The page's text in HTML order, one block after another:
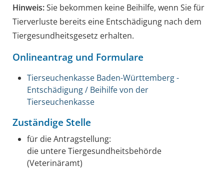
Hinweis:Sie bekommen keine Beihilfe, wenn Sie für
Tierverluste bereits eine Entschädigung nach dem
Tiergesundheitsgesetz erhalten.
Onlineantrag und Formulare
Tierseuchenkasse Baden-Württemberg -
Entschädigung / Beihilfe von der
Tierseuchenkasse
Zuständige Stelle
für die Antragstellung:
die untere Tiergesundheitsbehörde
(Veterinäramt)